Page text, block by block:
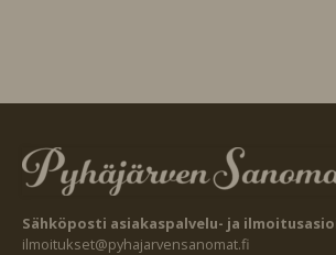
Sähköposti asiakaspalvelu- ja
ilmoitukset@pyhajarvensanomat.fi